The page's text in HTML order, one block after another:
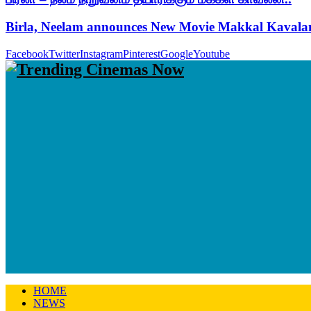
Birla, Neelam announces New Movie Makkal
FacebookTwitterInstagramPinterestGoogleYoutube
HOME
NEWS